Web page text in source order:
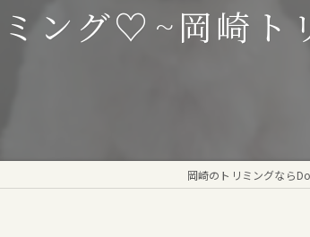
ング♡⁠~岡崎ト
岡崎のトリミングなら